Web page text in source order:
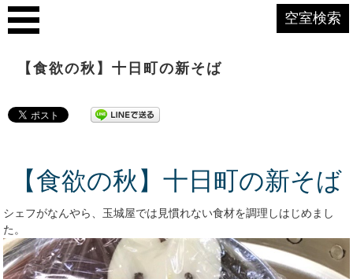
空室検索
【食欲の秋】十日町の新そば
【食欲の秋】十日町の新そば
シェフがなんやら、玉城屋では見慣れない食材を調理しはじめまし
た。